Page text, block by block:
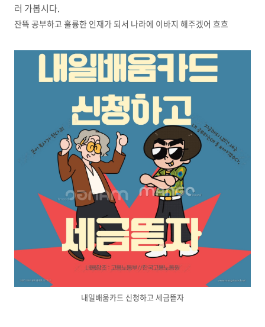
러 가봅시다.
잔뜩 공부하고 훌륭한 인재가 되서 나라에 이바지 해주겠어 흐흐
내일배움카드 신청하고 세금뜯자